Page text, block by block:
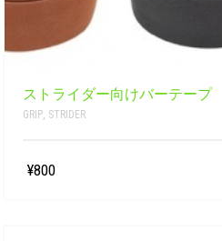
ストライダー向けバーテープ
GRIP, STRIDER
¥800